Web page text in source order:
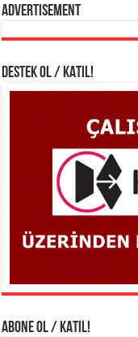
Advertisement
DESTEK OL / KATIL!
ABONE OL / KATIL!